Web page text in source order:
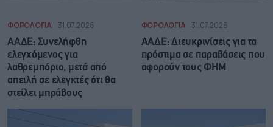
ΦΟΡΟΛΟΓΙΑ 31.07.2026
ΑΑΔΕ: Συνελήφθη
ελεγχόμενος για
λαθρεμπόριο, μετά από
απειλή σε ελεγκτές ότι θα
στείλει μπράβους
ΦΟΡΟΛΟΓΙΑ 31.07.2026
ΑΑΔΕ: Διευκρινίσεις για τα
πρόστιμα σε παραβάσεις που
αφορούν τους ΦΗΜ